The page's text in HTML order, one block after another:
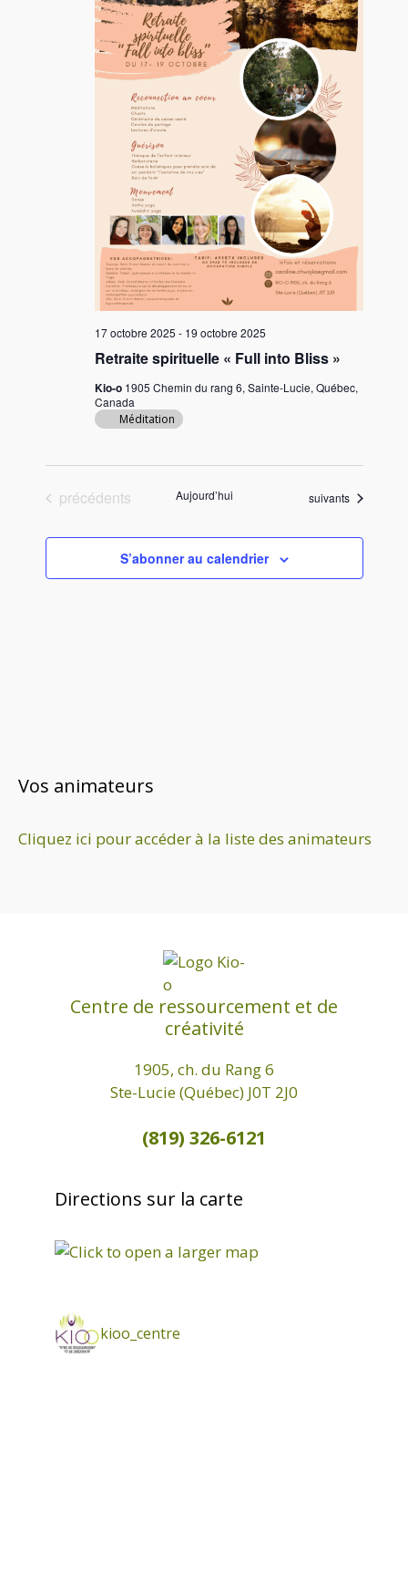
Retraite spirituelle « Full into Bliss »
17 octobre 2025 - 19 octobre 2025
Kio-o 1905 Chemin du rang 6, Sainte-Lucie, Québec,
Canada
Méditation
Évènements
précédents Aujourd’hui Évènements
suivants
S’abonner au calendrier
Vos animateurs
Cliquez ici pour accéder à la liste des animateurs
Centre de ressourcement et de
créativité
1905, ch. du Rang 6
Ste-Lucie (Québec) J0T 2J0
(819) 326-6121
Directions sur la carte
kioo_centre